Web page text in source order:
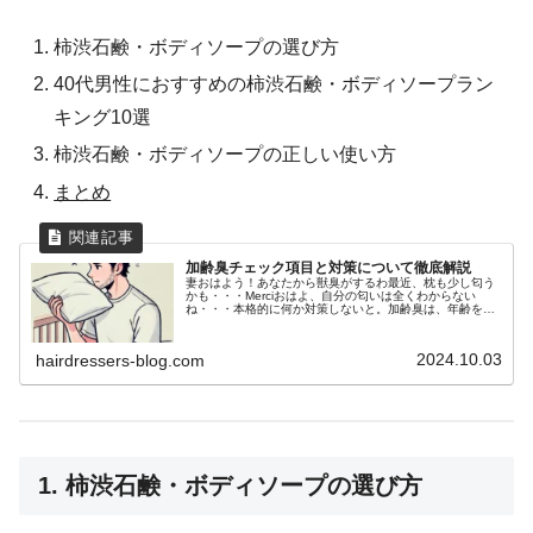
柿渋石鹸・ボディソープの選び方
40代男性におすすめの柿渋石鹸・ボディソープラン
キング10選
柿渋石鹸・ボディソープの正しい使い方
まとめ
加齢臭チェック項目と対策について徹底解説
妻おはよう！あなたから獣臭がするわ最近、枕も少し匂う
かも・・・Merciおはよ、自分の匂いは全くわからない
ね・・・本格的に何か対策しないと。加齢臭は、年齢を重
hairdressers-blog.com 2024.10.03
1. 柿渋石鹸・ボディソープの選び方